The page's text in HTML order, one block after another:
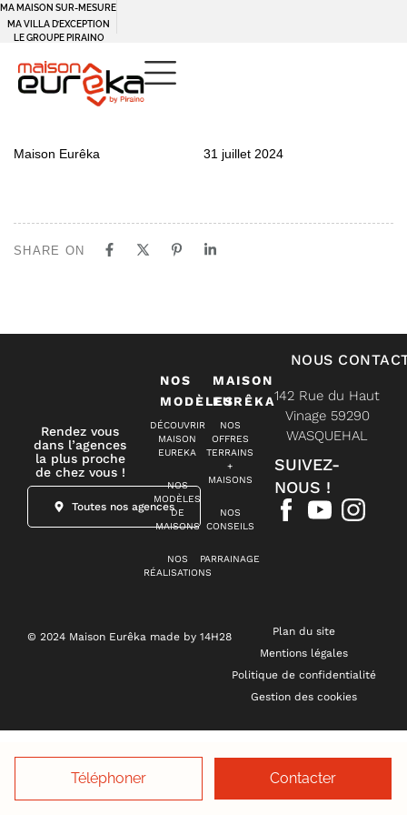
Téléphoner Contacter
MA MAISON SUR-MESURE
MA VILLA D’EXCEPTION
LE GROUPE PIRAINO
IN:
Maison Eurêka
on:
31 juillet 2024
SHARE ON
Rendez vous
dans l’agences
la plus proche
de chez vous !
Toutes nos agences
NOS
MODÈLES
DÉCOUVRIR
MAISON
EUREKA
NOS
MODÈLES
DE
MAISONS
NOS
RÉALISATIONS
MAISON
EURÊKA
NOS
OFFRES
TERRAINS
+
MAISONS
NOS
CONSEILS
PARRAINAGE
NOUS
142 Rue du Haut
Vinage 59290
WASQUEHAL
SUIVEZ-
NOUS !
© 2024 Maison Eurêka made by 14H28
Plan du site
Mentions légales
Politique de confidentialité
Gestion des cookies